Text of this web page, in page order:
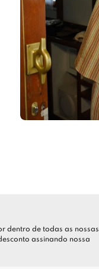
dentro de todas as nossas
assinando nossa